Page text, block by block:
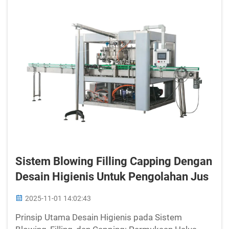
Sistem Blowing Filling Capping Dengan
Desain Higienis Untuk Pengolahan Jus
2025-11-01 14:02:43
Prinsip Utama Desain Higienis pada Sistem